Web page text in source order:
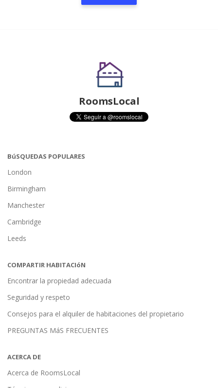
RoomsLocal
BúSQUEDAS POPULARES
London
Birmingham
Manchester
Cambridge
Leeds
COMPARTIR HABITACIóN
Encontrar la propiedad adecuada
Seguridad y respeto
Consejos para el alquiler de habitaciones del propietario
PREGUNTAS MáS FRECUENTES
ACERCA DE
Acerca de RoomsLocal